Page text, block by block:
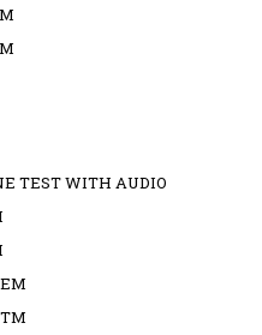
TEST WITH AUDIO